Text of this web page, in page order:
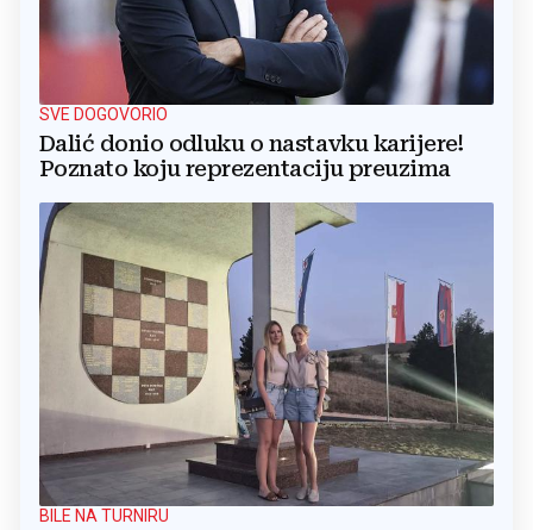
SVE DOGOVORIO
Dalić donio odluku o nastavku karijere!
Poznato koju reprezentaciju preuzima
BILE NA TURNIRU